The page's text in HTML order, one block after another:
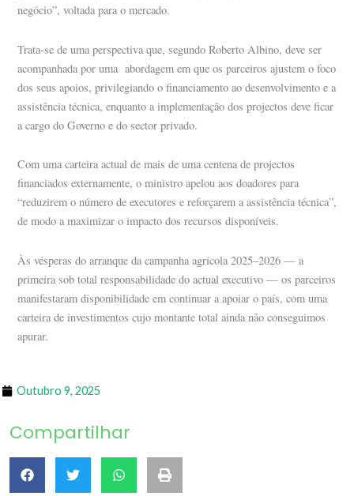
negócio”, voltada para o mercado.
Trata-se de uma perspectiva que, segundo Roberto Albino, deve ser
acompanhada por uma abordagem em que os parceiros ajustem o foco
dos seus apoios, privilegiando o financiamento ao desenvolvimento e a
assistência técnica, enquanto a implementação dos projectos deve ficar
a cargo do Governo e do sector privado.
Com uma carteira actual de mais de uma centena de projectos
financiados externamente, o ministro apelou aos doadores para
“reduzirem o número de executores e reforçarem a assistência técnica”,
de modo a maximizar o impacto dos recursos disponíveis.
Às vésperas do arranque da campanha agrícola 2025–2026 — a
primeira sob total responsabilidade do actual executivo — os parceiros
manifestaram disponibilidade em continuar a apoiar o país, com uma
carteira de investimentos cujo montante total ainda não conseguimos
apurar.
Outubro 9, 2025
Compartilhar